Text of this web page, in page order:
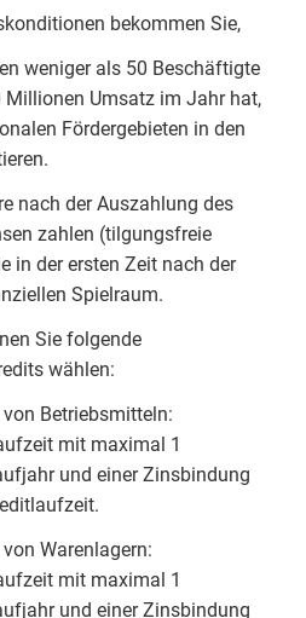
bekommen Sie,
weniger als 50 Beschäftigte
Millionen Umsatz im Jahr hat,
Fördergebieten in den
nach der Auszahlung des
zahlen (tilgungsfreie
in der ersten Zeit nach der
Spielraum.
Sie folgende
wählen:
Betriebsmitteln:
mit maximal 1
und einer Zinsbindung
Warenlagern:
mit maximal 1
und einer Zinsbindung